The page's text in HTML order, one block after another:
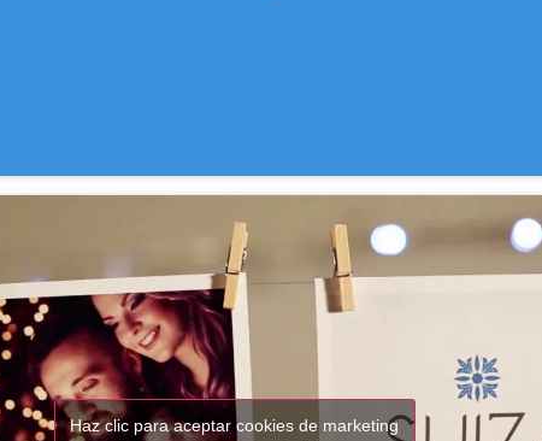
Haz clic para aceptar cookies de marketing